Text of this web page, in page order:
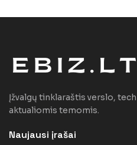
Įžvalgų tinklaraštis verslo,
aktualiomis temomis.
Naujausi įrašai